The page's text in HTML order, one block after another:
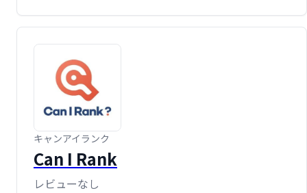
キャンアイランク
Can I Rank
レビューなし